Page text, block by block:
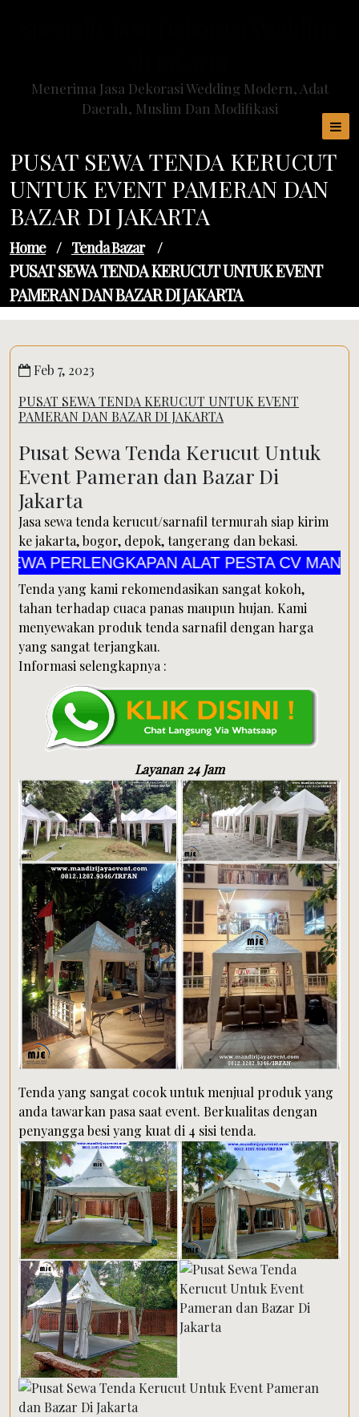
Menerima Jasa Dekorasi Wedding Modern, Adat
Daerah, Muslim Dan Modifikasi
PUSAT SEWA TENDA KERUCUT
UNTUK EVENT PAMERAN DAN
BAZAR DI JAKARTA
Home / Tenda Bazar /
PUSAT SEWA TENDA KERUCUT UNTUK EVENT
PAMERAN DAN BAZAR DI JAKARTA
Feb 7, 2023
PUSAT SEWA TENDA KERUCUT UNTUK EVENT
PAMERAN DAN BAZAR DI JAKARTA
Pusat Sewa Tenda Kerucut Untuk
Event Pameran dan Bazar Di
Jakarta
Jasa sewa tenda kerucut/sarnafil termurah siap kirim
ke jakarta, bogor, depok, tangerang dan bekasi.
ALAT PESTA CV MANDIRI
Tenda yang kami rekomendasikan sangat kokoh,
tahan terhadap cuaca panas maupun hujan. Kami
menyewakan produk tenda sarnafil dengan harga
yang sangat terjangkau.
Informasi selengkapnya :
Layanan 24 Jam
Tenda yang sangat cocok untuk menjual produk yang
anda tawarkan pasa saat event. Berkualitas dengan
penyangga besi yang kuat di 4 sisi tenda.